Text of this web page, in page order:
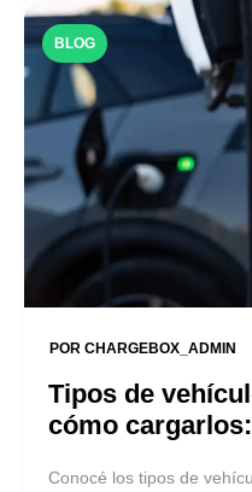
BLOG
POR CHARGEBOX_ADMIN
Tipos de
cómo
Conocé los tipos de